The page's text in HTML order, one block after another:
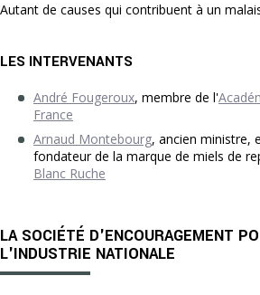
Autant de causes qui contribuent à un
LES INTERVENANTS
André Fougeroux, membre de l'
France
Arnaud Montebourg, ancien ministre,
fondateur de la marque de miels de
Blanc Ruche
LA SOCIÉTÉ D'ENCOURAGEMENT
L'INDUSTRIE NATIONALE